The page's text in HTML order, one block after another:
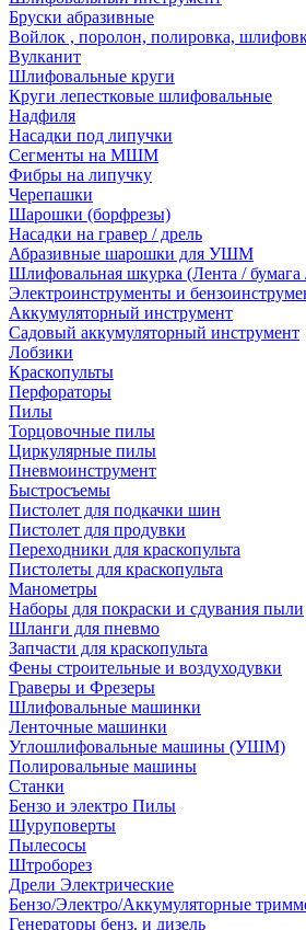
Бруски абразивные
Войлок , поролон, полировка,
Вулканит
Шлифовальные круги
Круги лепестковые шлифовальные
Надфиля
Насадки под липучки
Сегменты на МШМ
Фибры на липучку
Черепашки
Шарошки (борфрезы)
Насадки на гравер / дрель
Абразивные шарошки для УШМ
Шлифовальная шкурка (Лента / бумага
Электроинструменты и
Аккумуляторный инструмент
Садовый аккумуляторный инструмент
Лобзики
Краскопульты
Перфораторы
Пилы
Торцовочные пилы
Циркулярные пилы
Пневмоинструмент
Быстросъемы
Пистолет для подкачки шин
Пистолет для продувки
Переходники для краскопульта
Пистолеты для краскопульта
Манометры
Наборы для покраски и сдувания пыли
Шланги для пневмо
Запчасти для краскопульта
Фены строительные и воздуходувки
Граверы и Фрезеры
Шлифовальные машинки
Ленточные машинки
Углошлифовальные машины (УШМ)
Полировальные машины
Станки
Бензо и электро Пилы
Шуруповерты
Пылесосы
Штроборез
Дрели Электрические
Бензо/Электро/Аккумуляторные
Генераторы бенз. и дизель